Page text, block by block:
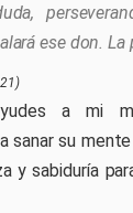
ese don. La
a mi
sanar su
y sabiduría